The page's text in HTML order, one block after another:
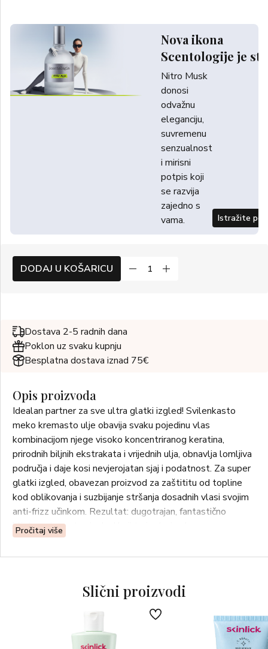
Nova ikona
Scentologije je
Nitro Musk
donosi
odvažnu
eleganciju,
suvremenu
senzualnost
i mirisni
potpis koji
se razvija
zajedno s
vama.
Istražite
DODAJ U KOŠARICU
Dostava 2-5 radnih dana
Poklon uz svaku kupnju
Besplatna dostava iznad 75€
Opis proizvoda
Idealan partner za sve ultra glatki izgled! Svilenkasto
meko kremasto ulje obavija svaku pojedinu vlas
kombinacijom njege visoko koncentriranog keratina,
prirodnih biljnih ekstrakata i vrijednih ulja, obnavlja lomljiva
područja i daje kosi nevjerojatan sjaj i podatnost. Za super
glatki izgled, obavezan proizvod za zaštititu od topline
kod oblikovanja i suzbijanje stršanja dosadnih vlasi svojim
anti-frizz učinkom. Rezultat: dugotrajan, fantastično
blistav, elegantan izgled koji traje danima!
potrebi se može koristiti i na suhoj kosi za dodatni sjaj.
Pročitaj više
Slični proizvodi